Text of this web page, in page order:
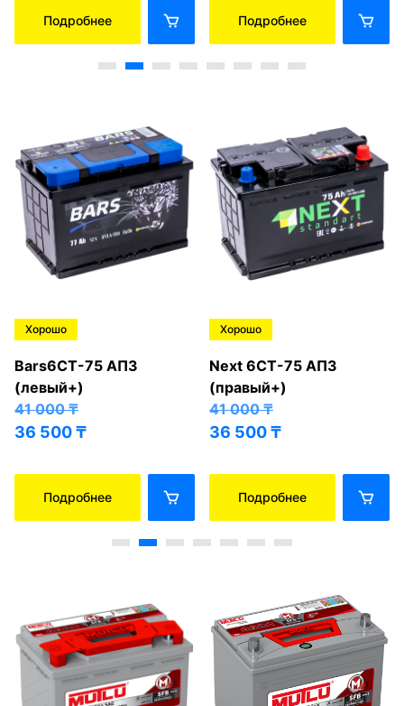
Подробнее Подробнее
Хорошо
Bars6СТ-75 АПЗ
(левый+)
41 000₸
36 500₸
Подробнее
Хорошо
Next 6СТ-75 АПЗ
(правый+)
41 000₸
36 500₸
Подробнее